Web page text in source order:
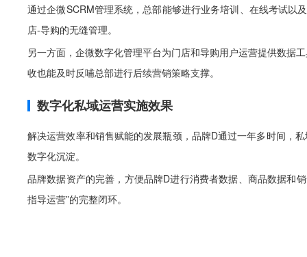
通过企微SCRM管理系统，总部能够进行业务培训、在线考试以
店-导购的无缝管理。
另一方面，企微数字化管理平台为门店和导购用户运营提供数据
收也能及时反哺总部进行后续营销策略支撑。
数字化私域运营实施效果
解决运营效率和销售赋能的发展瓶颈，品牌D通过一年多时间，
数字化沉淀。
品牌数据资产的完善，方便品牌D进行消费者数据、商品数据和
指导运营”的完整闭环。